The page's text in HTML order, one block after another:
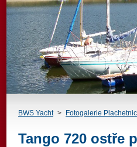
BWS Yacht > Fotogalerie
Tango 720 ostře